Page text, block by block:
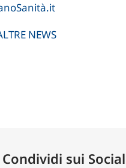
NEWS
Condividi sui